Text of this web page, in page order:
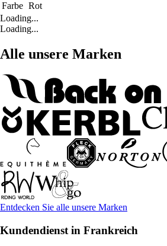
Farbe Rot
Loading...
Loading...
Alle unsere Marken
Entdecken Sie alle unsere Marken
Kundendienst in Frankreich